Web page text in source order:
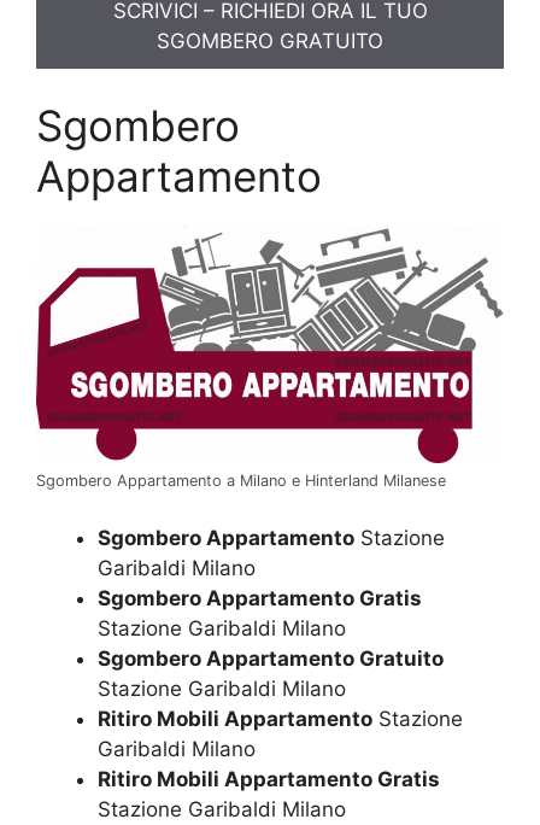
SCRIVICI – RICHIEDI ORA IL TUO
SGOMBERO GRATUITO
Sgombero
Appartamento
Sgombero Appartamento a Milano e Hinterland Milanese
Sgombero Appartamento Stazione
Garibaldi Milano
Sgombero Appartamento Gratis
Stazione Garibaldi Milano
Sgombero Appartamento Gratuito
Stazione Garibaldi Milano
Ritiro Mobili Appartamento Stazione
Garibaldi Milano
Ritiro Mobili Appartamento Gratis
Stazione Garibaldi Milano